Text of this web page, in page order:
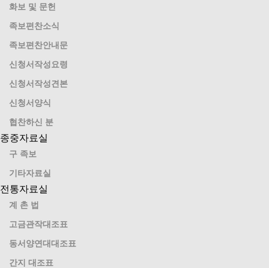
화보 및 문헌
족보편찬소식
족보편찬안내문
신청서작성요령
신청서작성견본
신청서양식
협찬하신 분
종중자료실
구 족보
기타자료실
전통자료실
계 촌 법
고금관작대조표
동서양연대대조표
간지 대조표